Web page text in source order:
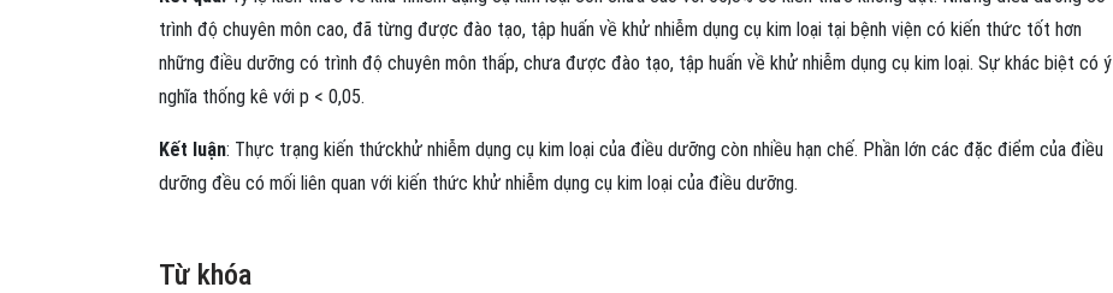
trình độ chuyên môn cao, đã từng được đào tạo, tập huấn về khử nhiễm dụng cụ kim loại tại bệnh viện có kiến thức tốt hơn
những điều dưỡng có trình độ chuyên môn thấp, chưa được đào tạo, tập huấn về khử nhiễm dụng cụ kim loại. Sự khác biệt có ý
nghĩa thống kê với p < 0,05.
Kết luận: Thực trạng kiến thứckhử nhiễm dụng cụ kim loại của điều dưỡng còn nhiều hạn chế. Phần lớn các đặc điểm của điều
dưỡng đều có mối liên quan với kiến thức khử nhiễm dụng cụ kim loại của điều dưỡng.
Từ khóa